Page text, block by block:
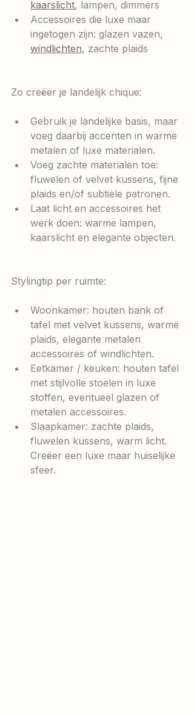
kaarslicht, lampen, dimmers
Accessoires die luxe maar
ingetogen zijn: glazen vazen,
windlichten, zachte plaids
Zo creëer je landelijk chique:
Gebruik je landelijke basis, maar
voeg daarbij accenten in warme
metalen of luxe materialen.
Voeg zachte materialen toe:
fluwelen of velvet kussens, fijne
plaids en/of subtiele patronen.
Laat licht en accessoires het
werk doen: warme lampen,
kaarslicht en elegante objecten.
Stylingtip per ruimte:
Woonkamer: houten bank of
tafel met velvet kussens, warme
plaids, elegante metalen
accessoires of windlichten.
Eetkamer / keuken: houten tafel
met stijlvolle stoelen in luxe
stoffen, eventueel glazen of
metalen accessoires.
Slaapkamer: zachte plaids,
fluwelen kussens, warm licht.
Creëer een luxe maar huiselijke
sfeer.